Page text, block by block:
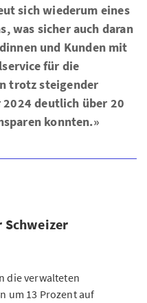
sich wiederum eines
was sicher auch daran
und Kunden mit
für die
trotz steigender
deutlich über 20
konnten.»
Schweizer
die verwalteten
um 13 Prozent auf